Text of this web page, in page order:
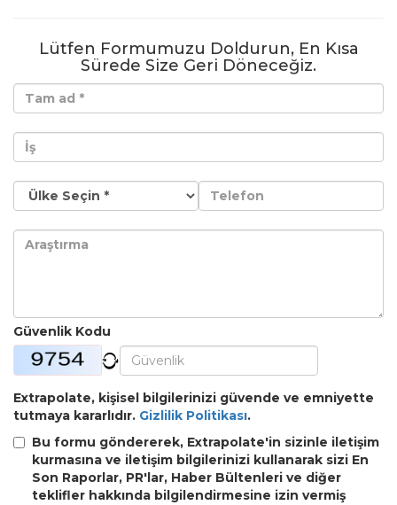
Lütfen Formumuzu Doldurun, En Kısa
Sürede Size Geri Döneceğiz.
Güvenlik Kodu
Extrapolate, kişisel bilgilerinizi güvende ve emniyette
tutmaya kararlıdır. Gizlilik Politikası.
Bu formu göndererek, Extrapolate'in sizinle iletişim
kurmasına ve iletişim bilgilerinizi kullanarak sizi En
Son Raporlar, PR'lar, Haber Bültenleri ve diğer
teklifler hakkında bilgilendirmesine izin vermiş